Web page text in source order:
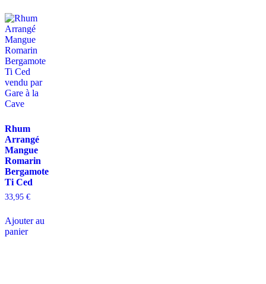
Rhum
Arrangé
Mangue
Romarin
Bergamote
Ti Ced
33,95 €
Ajouter au
panier